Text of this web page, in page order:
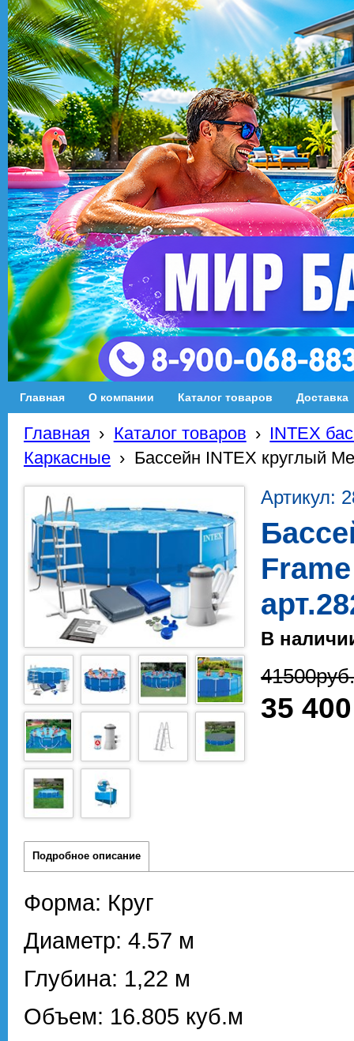
Главная О компании Каталог товаров Доставка
Главная › Каталог товаров › INTEX
Каркасные › Бассейн INTEX круглый
Артикул:
В
41500руб.
35 400
Подробное описание
Форма: Круг
Диаметр: 4.57 м
Глубина: 1,22 м
Объем: 16.805 куб.м